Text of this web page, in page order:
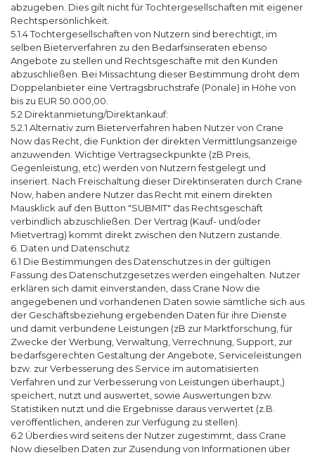
abzugeben. Dies gilt nicht für Tochtergesellschaften mit eigener
Rechtspersönlichkeit.
5.1.4 Tochtergesellschaften von Nutzern sind berechtigt, im
selben Bieterverfahren zu den Bedarfsinseraten ebenso
Angebote zu stellen und Rechtsgeschäfte mit den Kunden
abzuschließen. Bei Missachtung dieser Bestimmung droht dem
Doppelanbieter eine Vertragsbruchstrafe (Pönale) in Höhe von
bis zu EUR 50.000,00.
5.2 Direktanmietung/Direktankauf:
5.2.1 Alternativ zum Bieterverfahren haben Nutzer von Crane
Now das Recht, die Funktion der direkten Vermittlungsanzeige
anzuwenden. Wichtige Vertragseckpunkte (zB Preis,
Gegenleistung, etc) werden von Nutzern festgelegt und
inseriert. Nach Freischaltung dieser Direktinseraten durch Crane
Now, haben andere Nutzer das Recht mit einem direkten
Mausklick auf den Button "SUBMIT" das Rechtsgeschäft
verbindlich abzuschließen. Der Vertrag (Kauf- und/oder
Mietvertrag) kommt direkt zwischen den Nutzern zustande.
6. Daten und Datenschutz
6.1 Die Bestimmungen des Datenschutzes in der gültigen
Fassung des Datenschutzgesetzes werden eingehalten. Nutzer
erklären sich damit einverstanden, dass Crane Now die
angegebenen und vorhandenen Daten sowie sämtliche sich aus
der Geschäftsbeziehung ergebenden Daten für ihre Dienste
und damit verbundene Leistungen (zB zur Marktforschung, für
Zwecke der Werbung, Verwaltung, Verrechnung, Support, zur
bedarfsgerechten Gestaltung der Angebote, Serviceleistungen
bzw. zur Verbesserung des Service im automatisierten
Verfahren und zur Verbesserung von Leistungen überhaupt,)
speichert, nutzt und auswertet, sowie Auswertungen bzw.
Statistiken nutzt und die Ergebnisse daraus verwertet (z.B.
veröffentlichen, anderen zur Verfügung zu stellen).
6.2 Überdies wird seitens der Nutzer zugestimmt, dass Crane
Now dieselben Daten zur Zusendung von Informationen über